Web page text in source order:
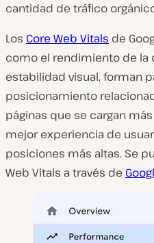
cantidad de tráfico
Los Core Web Vitals de
como el rendimiento de la
estabilidad visual, forman
posicionamiento
páginas que se cargan
mejor experiencia de
posiciones más altas. Se
Web Vitals a través de